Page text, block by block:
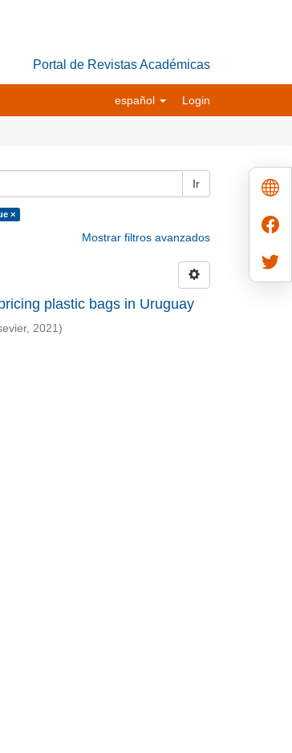
Portal de Revistas Académicas
español Login
Ir
×
Mostrar filtros avanzados
plastic bags in Uruguay
, 2021)